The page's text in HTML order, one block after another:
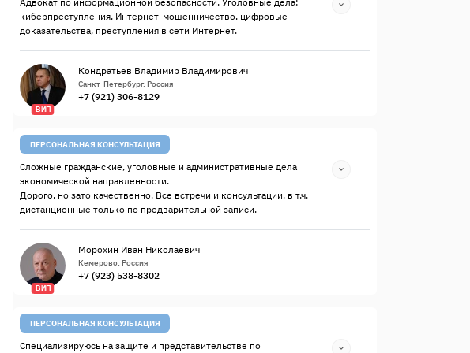
киберпреступления, Интернет-мошенничество, цифровые
доказательства, преступления в сети Интернет.
ВИП
Кондратьев Владимир Владимирович
Санкт-Петербург, Россия
+7 (921) 306-8129
ПЕРСОНАЛЬНАЯ КОНСУЛЬТАЦИЯ
Сложные гражданские, уголовные и административные дела
экономической направленности.
Дорого, но зато качественно. Все встречи и консультации, в т.ч.
дистанционные только по предварительной записи.
ВИП
Морохин Иван Николаевич
Кемерово, Россия
+7 (923) 538-8302
ПЕРСОНАЛЬНАЯ КОНСУЛЬТАЦИЯ
Специализируюсь на защите и представительстве по